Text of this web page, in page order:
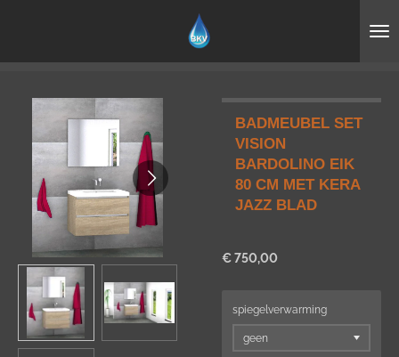
BADMEUBEL SET
VISION
BARDOLINO EIK
80 CM MET KERA
JAZZ BLAD
€ 750,00
spiegelverwarming